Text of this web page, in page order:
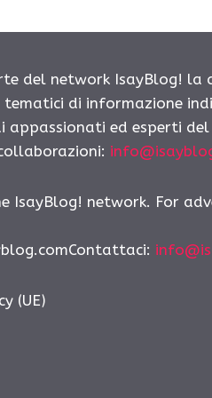
del network IsayBlog! la
di informazione
ed esperti
IsayBlog! network. For
(UE)